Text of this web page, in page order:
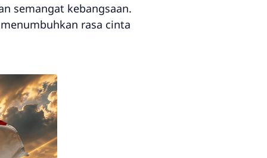
semangat kebangsaan.
rasa cinta